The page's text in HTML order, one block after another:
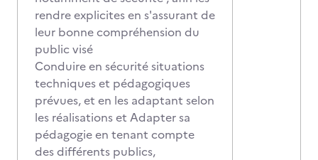
rendre explicites en s'assurant de
leur bonne compréhension du
public visé
Conduire en sécurité situations
techniques et pédagogiques
prévues, et en les adaptant selon
les réalisations et Adapter sa
pédagogie en tenant compte
des différents publics,